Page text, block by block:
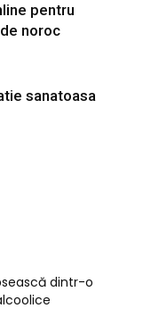
pentru
noroc
sanatoasa
dintr-o